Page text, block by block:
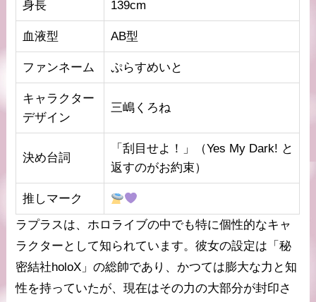
身長 139cm
血液型 AB型
ファンネーム ぷらすめいと
キャラクター
デザイン
三嶋くろね
決め台詞
「刮目せよ！」（Yes My Dark! と
返すのがお約束）
推しマーク
ラプラスは、ホロライブの中でも特に個性的なキャ
ラクターとして知られています。彼女の設定は「秘
密結社holoX」の総帥であり、かつては膨大な力と知
性を持っていたが、現在はその力の大部分が封印さ